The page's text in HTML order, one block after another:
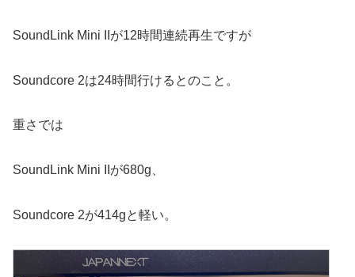
SoundLink Mini IIが12時間連続再生ですが
Soundcore 2は24時間行けるとのこと。
重さでは
SoundLink Mini IIが680g、
Soundcore 2が414gと軽い。